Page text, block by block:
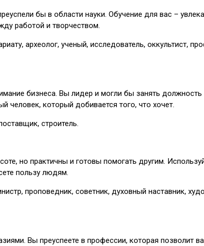
бы в области науки. Обучение для вас –
работой и творчеством.
археолог, ученый, исследователь, оккультист,
бизнеса. Вы лидер и могли бы занять
человек, который добивается того, что хочет.
строитель.
но практичны и готовы помогать другим.
пользу людям.
проповедник, советник, духовный наставник,
Вы преуспеете в профессии, которая позволит